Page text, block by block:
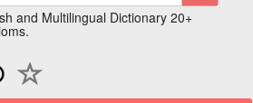
and Multilingual Dictionary 20+